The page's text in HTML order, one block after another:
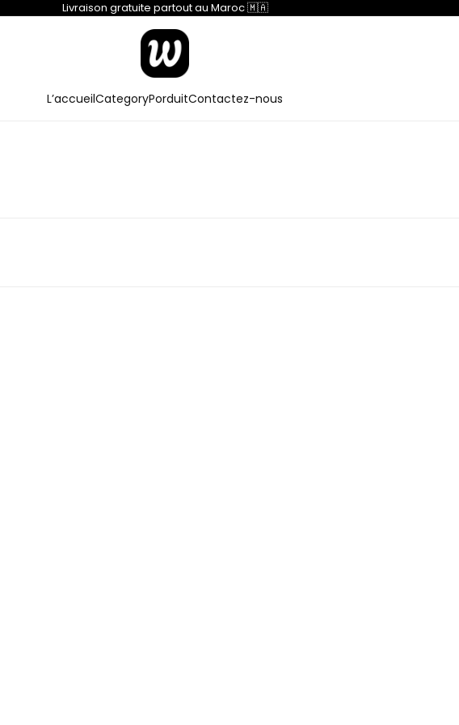
Livraison gratuite partout au Maroc 🇲🇦
L’accueilCategoryPorduitContactez-nous